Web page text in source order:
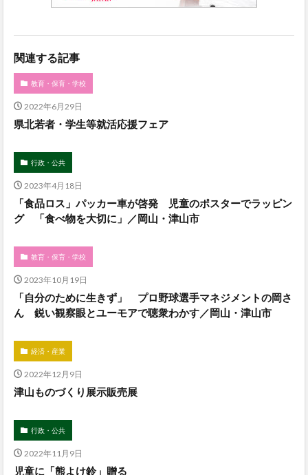
関連する記事
教育・保育・学校
2022年6月29日
県北若者・学生等就活応援フェア
行政・公共
2023年4月18日
「食品ロス」パッカー車が啓発 児童のポスターでラッピン
グ 「食べ物を大切に」／岡山・津山市
教育・保育・学校
2023年10月19日
「自分のために生きず」 プロ野球選手マネジメントの岡さ
ん 鋭い観察眼とユーモアで聴衆わかす／岡山・津山市
経済・産業
2022年12月9日
津山ものづくり展示販売展
行政・公共
2022年11月9日
児童に「熊よけ鈴」贈る